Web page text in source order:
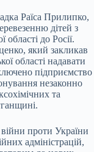
Раїса Прилипко,
дітей з
до Росії.
який закликав
області надавати
підприємство
незаконно
та
проти України
адміністрацій,